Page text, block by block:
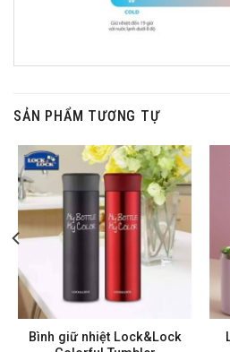
SẢN PHẨM TƯƠNG TỰ
Bình giữ nhiệt Lock&Lock